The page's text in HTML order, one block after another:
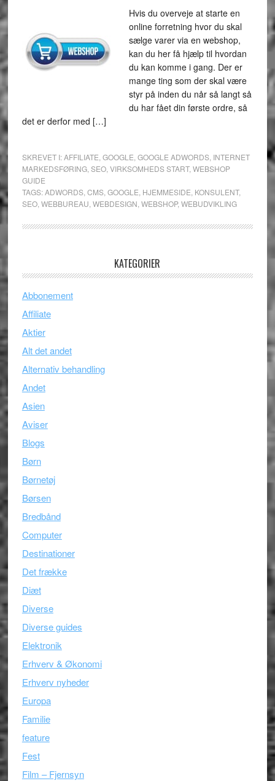
Hvis du overveje at starte en
online forretning hvor du skal
sælge varer via en webshop,
kan du her få hjælp til hvordan
du kan komme i gang. Der er
mange ting som der skal være
styr på inden du når så langt så
du har fået din første ordre, så
det er derfor med […]
SKREVET I:AFFILIATE GOOGLE GOOGLE ADWORDS, INTERNET
MARKEDSFØRING, SEO, VIRKSOMHEDS START, WEBSHOP
GUIDE
TAGS:ADWORDS, CMS, GOOGLE HJEMMESIDE KONSULENT,
SEO, WEBBUREAU WEBDESIGN WEBSHOP, WEBUDVIKLING
KATEGORIER
Abbonement
Affiliate
Aktier
Alt det andet
Alternativ behandling
Andet
Asien
Aviser
Blogs
Børn
Børnetøj
Børsen
Bredbånd
Computer
Destinationer
Det frække
Diæt
Diverse
Diverse guides
Elektronik
Erhverv & Økonomi
Erhverv nyheder
Europa
Familie
feature
Fest
Film – Fjernsyn